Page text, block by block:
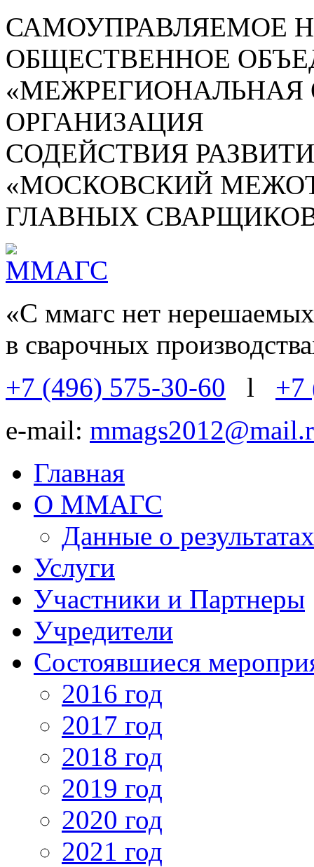
САМОУПРАВЛЯЕМОЕ
ОБЩЕСТВЕННОЕ
ОРГАНИЗАЦИЯ
СОДЕЙСТВИЯ
«МОСКОВСКИЙ
ГЛАВНЫХ
«С ммагс нет
в сварочных
+7 (496) 575-30-60 l +7
e-mail:
Главная
О ММАГС
Данные о
Услуги
Участники и Партнеры
Учредители
Состоявшиеся
2016 год
2017 год
2018 год
2019 год
2020 год
2021 год